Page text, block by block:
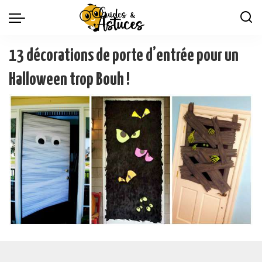
13 décorations de porte d’entrée pour un
Halloween trop Bouh !